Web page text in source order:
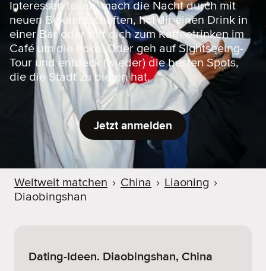
Interessen teilen, mach die Nacht durch mit
neuen Bekanntschaften, hol dir einen Drink in
einer Bar oder triff dich zum Kaffeetrinken im
Café um die Ecke. Oder geh auf Sightseeing-
Tour und entdeck (wieder) die besten Spots,
die die Stadt zu bieten hat.
Jetzt anmelden
Weltweit matchen › China › Liaoning ›
Diaobingshan
Dating-Ideen. Diaobingshan, China